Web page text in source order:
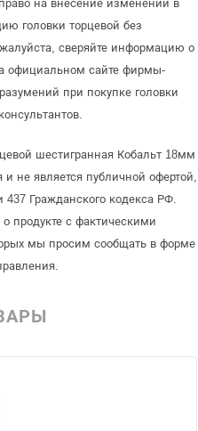
на внесение изменений в
головки торцевой без
сверяйте информацию о
официальном сайте фирмы-
при покупке головки
шестигранная Кобальт 18мм
не является публичной офертой,
Гражданского кодекса РФ.
продукте с фактическими
мы просим сообщать в форме